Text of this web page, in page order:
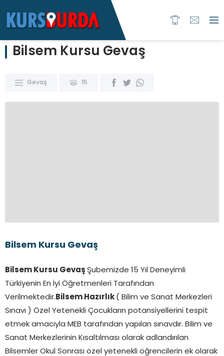
Bilsem Kursu Gevaş
Gevaş 15
Bilsem Kursu Gevaş
Bilsem Kursu Gevaş Şubemizde 15 Yıl Deneyimli
Türkiyenin En İyi Öğretmenleri Tarafından
Verilmektedir. Bilsem Hazırlık ( Bilim ve Sanat Merkezleri
Sınavı ) Özel Yetenekli Çocukların potansiyellerini tespit
etmek amacıyla MEB tarafından yapılan sınavdır. Bilim ve
Sanat Merkezlerinin Kısaltılması olarak adlandırılan
Bilsemler Okul Sonrası özel yetenekli öğrencilerin ek olarak